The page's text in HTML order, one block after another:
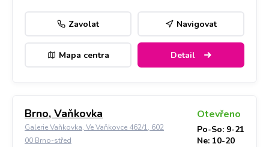
Zavolat Navigovat
Mapa centra Detail
Brno, Vaňkovka
Galerie Vaňkovka, Ve Vaňkovce 462/1, 602
00 Brno-střed
Otevřeno
Po-So: 9-21
Ne: 10-20